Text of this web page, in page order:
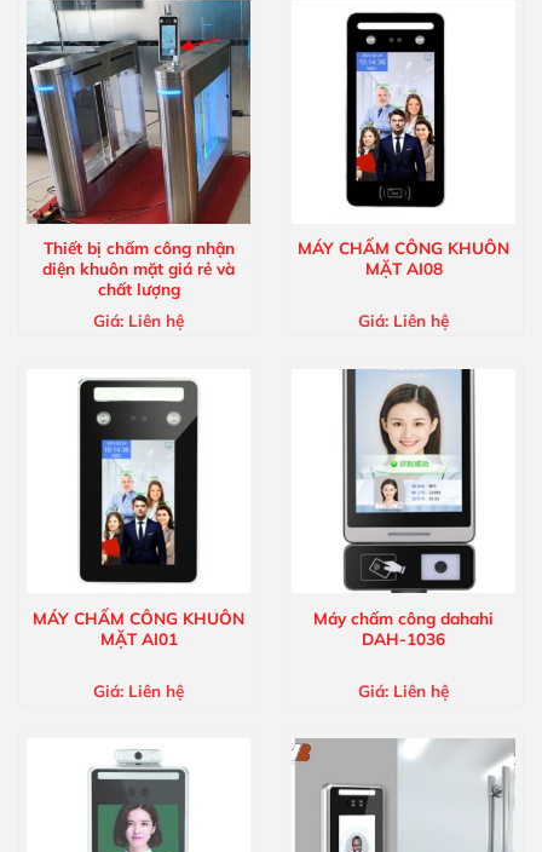
Thiết bị chấm công nhận
diện khuôn mặt giá rẻ và
chất lượng
Giá: Liên hệ
MÁY CHẤM CÔNG KHUÔN
MẶT AI08
Giá: Liên hệ
MÁY CHẤM CÔNG KHUÔN
MẶT AI01
Giá: Liên hệ
Máy chấm công dahahi
DAH-1036
Giá: Liên hệ